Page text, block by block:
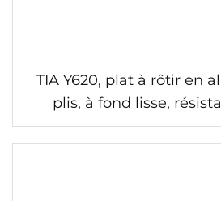
TIA Y620, plat à rôtir en
plis, à fond lisse,
durable, idéal pour la
festifs